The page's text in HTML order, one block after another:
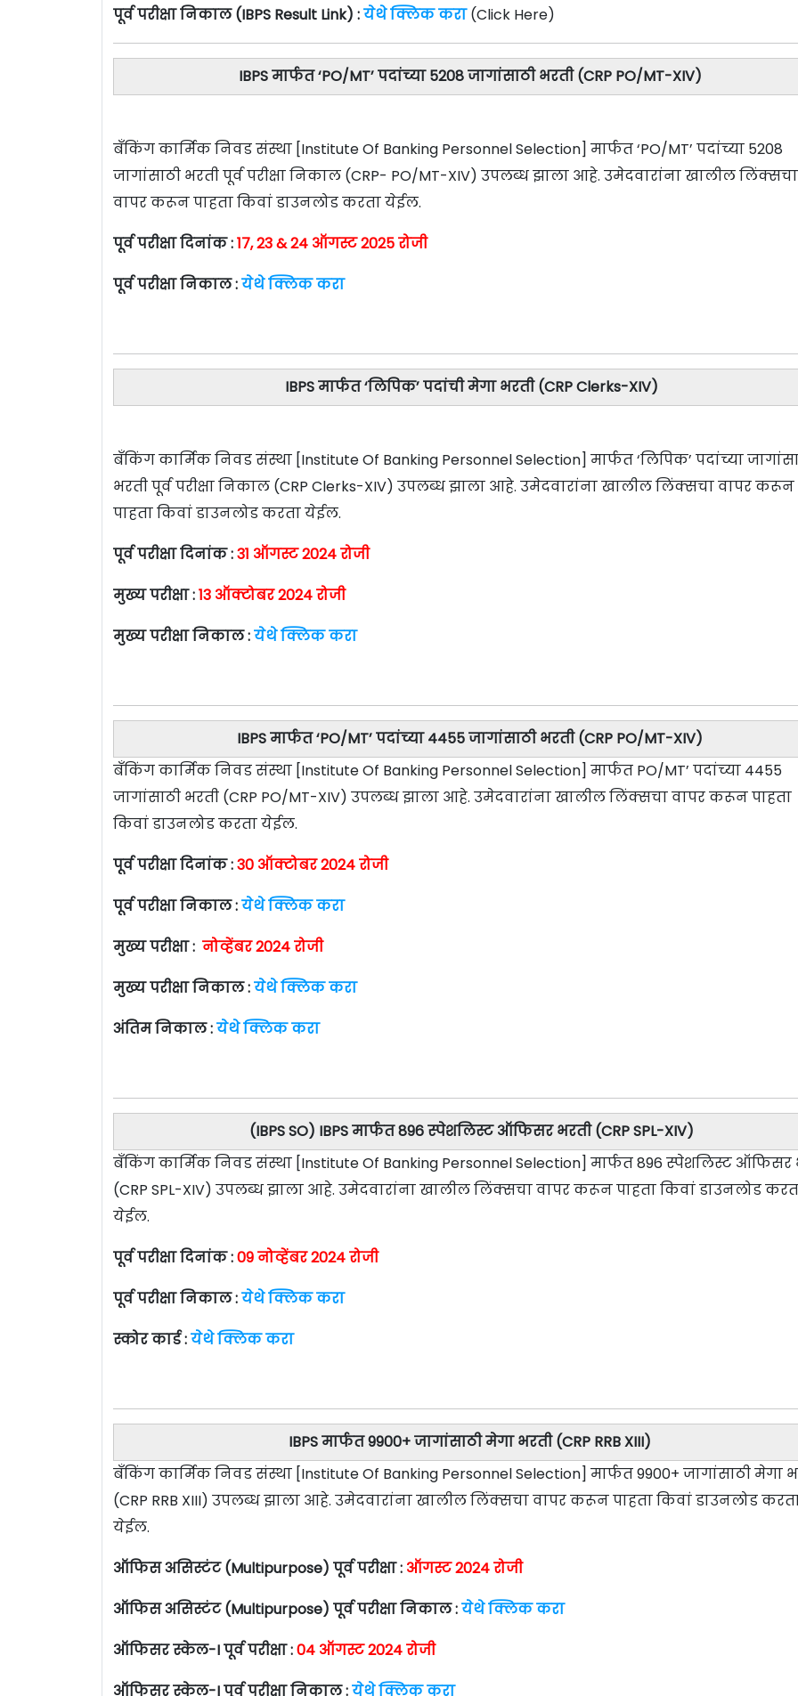
पूर्व परीक्षा निकाल (IBPS Result Link) :येथे क्लिक करा(Click Here)
IBPS मार्फत ‘PO/MT’ पदांच्या 5208 जागांसाठी भरती (CRP PO/MT-XIV)
बँकिंग कार्मिक निवड संस्था [Institute Of Banking Personnel Selection] मार्फत ‘PO/MT’ पदांच्या 5208
जागांसाठी भरती पूर्व परीक्षा निकाल (CRP- PO/MT-XIV) उपलब्ध झाला आहे. उमेदवारांना खालील लिंक्सचा
वापर करून पाहता किवां डाउनलोड करता येईल.
पूर्व परीक्षा दिनांक :17, 23 & 24 ऑगस्ट 2025 रोजी
पूर्व परीक्षा निकाल :येथे क्लिक करा
IBPS मार्फत ‘लिपिक’ पदांची मेगा भरती (CRP Clerks-XIV)
बँकिंग कार्मिक निवड संस्था [Institute Of Banking Personnel Selection] मार्फत ‘लिपिक’ पदांच्या
भरती पूर्व परीक्षा निकाल (CRP Clerks-XIV) उपलब्ध झाला आहे. उमेदवारांना खालील लिंक्सचा वापर करून
पाहता किवां डाउनलोड करता येईल.
पूर्व परीक्षा दिनांक :31 ऑगस्ट 2024 रोजी
मुख्य परीक्षा :13 ऑक्टोबर 2024 रोजी
मुख्य परीक्षा निकाल :येथे क्लिक करा
IBPS मार्फत ‘PO/MT’ पदांच्या 4455 जागांसाठी भरती (CRP PO/MT-XIV)
बँकिंग कार्मिक निवड संस्था [Institute Of Banking Personnel Selection] मार्फत PO/MT’ पदांच्या 4455
जागांसाठी भरती (CRP PO/MT-XIV) उपलब्ध झाला आहे. उमेदवारांना खालील लिंक्सचा वापर करून पाहता
किवां डाउनलोड करता येईल.
पूर्व परीक्षा दिनांक :30 ऑक्टोबर 2024 रोजी
पूर्व परीक्षा निकाल :येथे क्लिक करा
मुख्य परीक्षा : नोव्हेंबर 2024 रोजी
मुख्य परीक्षा निकाल :येथे क्लिक करा
अंतिम निकाल :येथे क्लिक करा
(IBPS SO) IBPS मार्फत 896 स्पेशलिस्ट ऑफिसर भरती (CRP SPL-XIV)
बँकिंग कार्मिक निवड संस्था [Institute Of Banking Personnel Selection] मार्फत 896 स्पेशलिस्ट ऑफिसर
(CRP SPL-XIV) उपलब्ध झाला आहे. उमेदवारांना खालील लिंक्सचा वापर करून पाहता किवां डाउनलोड
येईल.
पूर्व परीक्षा दिनांक :09 नोव्हेंबर 2024 रोजी
पूर्व परीक्षा निकाल :येथे क्लिक करा
स्कोर कार्ड :येथे क्लिक करा
IBPS मार्फत 9900+ जागांसाठी मेगा भरती (CRP RRB XIII)
बँकिंग कार्मिक निवड संस्था [Institute Of Banking Personnel Selection] मार्फत 9900+ जागांसाठी मेगा
(CRP RRB XIII) उपलब्ध झाला आहे. उमेदवारांना खालील लिंक्सचा वापर करून पाहता किवां डाउनलोड
येईल.
ऑफिस असिस्टंट (Multipurpose) पूर्व परीक्षा : ऑगस्ट 2024 रोजी
ऑफिस असिस्टंट (Multipurpose) पूर्व परीक्षा निकाल :येथे क्लिक करा
ऑफिसर स्केल-I पूर्व परीक्षा :04 ऑगस्ट 2024 रोजी
ऑफिसर स्केल-I पूर्व परीक्षा निकाल :येथे क्लिक करा